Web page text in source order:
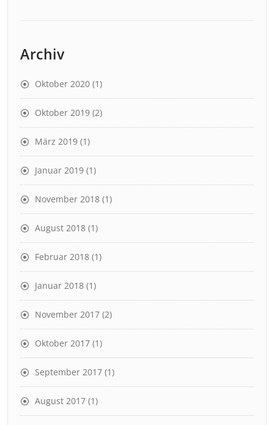
Archiv
Oktober 2020 (1)
Oktober 2019 (2)
März 2019 (1)
Januar 2019 (1)
November 2018 (1)
August 2018 (1)
Februar 2018 (1)
Januar 2018 (1)
November 2017 (2)
Oktober 2017 (1)
September 2017 (1)
August 2017 (1)